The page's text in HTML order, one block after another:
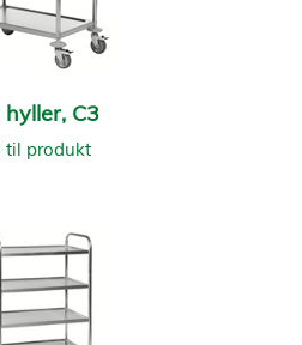
hyller, C3
til produkt